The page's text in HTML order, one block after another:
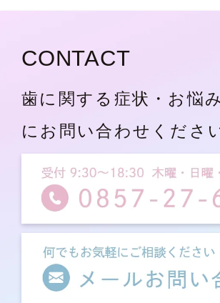
CONTACT
歯に関する症状・お悩
にお問い合わせくださ